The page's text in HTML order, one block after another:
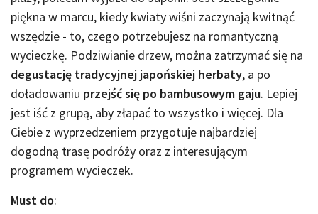
piękna w marcu, kiedy kwiaty wiśni zaczynają kwitnąć
wszędzie - to, czego potrzebujesz na romantyczną
wycieczkę. Podziwianie drzew, można zatrzymać się na
degustację tradycyjnej japońskiej herbaty, a po
doładowaniu przejść się po bambusowym gaju. Lepiej
jest iść z grupą, aby złapać to wszystko i więcej. Dla
Ciebie z wyprzedzeniem przygotuje najbardziej
dogodną trasę podróży oraz z interesującym
programem wycieczek.
Must do: